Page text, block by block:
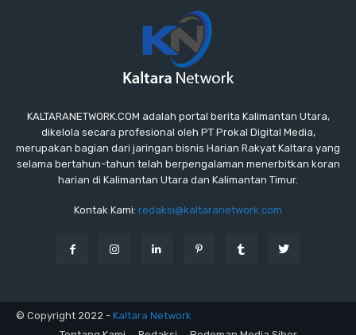
KALTARANETWORK.COM adalah portal berita Kalimantan Utara,
dikelola secara profesional oleh PT Prokal Digital Media,
merupakan bagian dari jaringan bisnis Harian Rakyat Kaltara yang
selama bertahun-tahun telah berpengalaman menerbitkan koran
harian di Kalimantan Utara dan Kalimantan Timur.
Kontak Kami: redaksi@kaltaranetwork.com
© Copyright 2022 - Kaltara Network